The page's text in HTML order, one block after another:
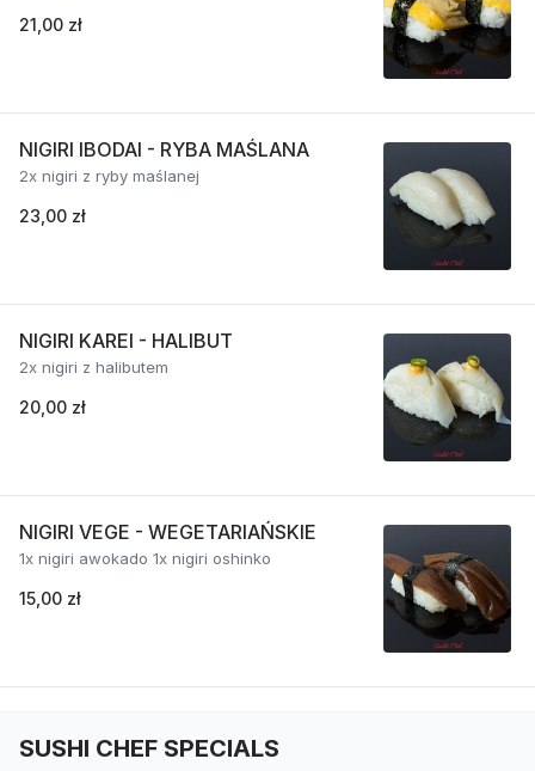
21,00 zł
NIGIRI IBODAI - RYBA MAŚLANA
2x nigiri z ryby maślanej
23,00 zł
NIGIRI KAREI - HALIBUT
2x nigiri z halibutem
20,00 zł
NIGIRI VEGE - WEGETARIAŃSKIE
1x nigiri awokado 1x nigiri oshinko
15,00 zł
SUSHI CHEF SPECIALS